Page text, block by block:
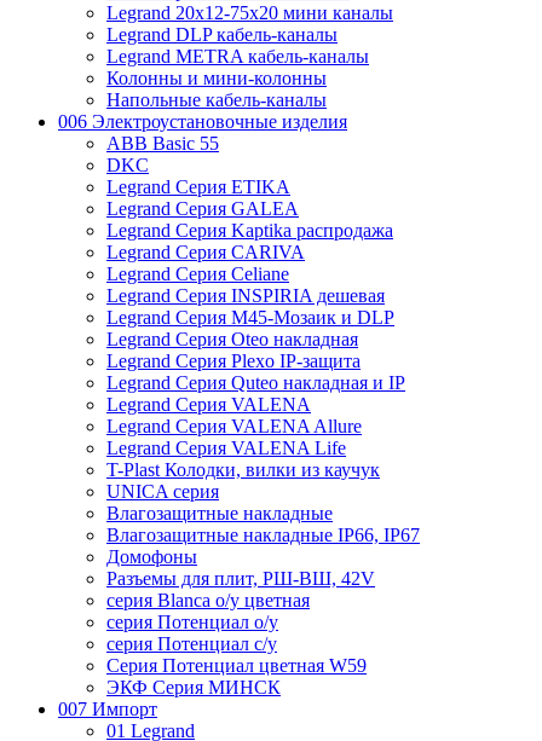
Legrand 20х12-75х20 мини каналы
Legrand DLP кабель-каналы
Legrand METRA кабель-каналы
Колонны и мини-колонны
Напольные кабель-каналы
006 Электроустановочные изделия
ABB Basic 55
DKC
Legrand Серия ETIKA
Legrand Серия GALEA
Legrand Серия Kaptika распродажа
Legrand Серия CARIVA
Legrand Серия Celiane
Legrand Серия INSPIRIA дешевая
Legrand Серия M45-Мозаик и DLP
Legrand Серия Oteo накладная
Legrand Серия Plexo IP-защита
Legrand Серия Quteo накладная и IP
Legrand Серия VALENA
Legrand Серия VALENA Allure
Legrand Серия VALENA Life
T-Plast Колодки, вилки из каучук
UNICA серия
Влагозащитные накладные
Влагозащитные накладные IP66, IP67
Домофоны
Разъемы для плит, РШ-ВШ, 42V
серия Blanca о/у цветная
серия Потенциал о/у
серия Потенциал с/у
Серия Потенциал цветная W59
ЭКФ Серия МИНСК
007 Импорт
01 Legrand